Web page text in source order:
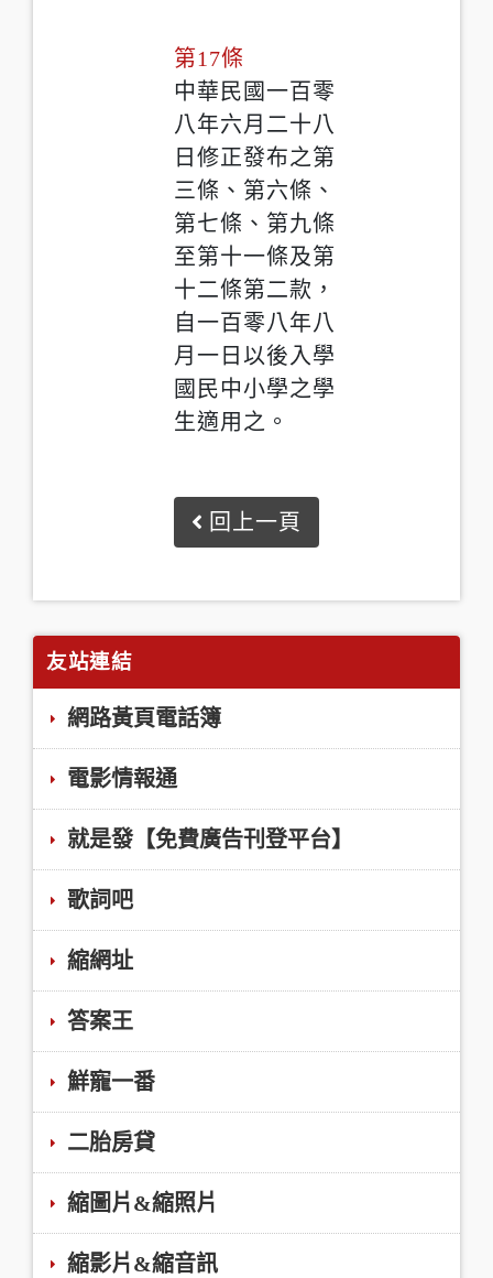
第17條
中華民國一百零
八年六月二十八
日修正發布之第
三條、第六條、
第七條、第九條
至第十一條及第
十二條第二款，
自一百零八年八
月一日以後入學
國民中小學之學
生適用之。
回上一頁
友站連結
網路黃頁電話簿
電影情報通
就是發【免費廣告刊登平台】
歌詞吧
縮網址
答案王
鮮寵一番
二胎房貸
縮圖片&縮照片
縮影片&縮音訊